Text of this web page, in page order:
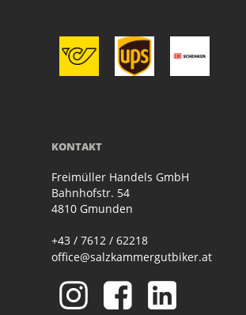
KONTAKT
Freimüller Handels GmbH
Bahnhofstr. 54
4810 Gmunden
+43 / 7612 / 62218
office@salzkammergutbiker.at